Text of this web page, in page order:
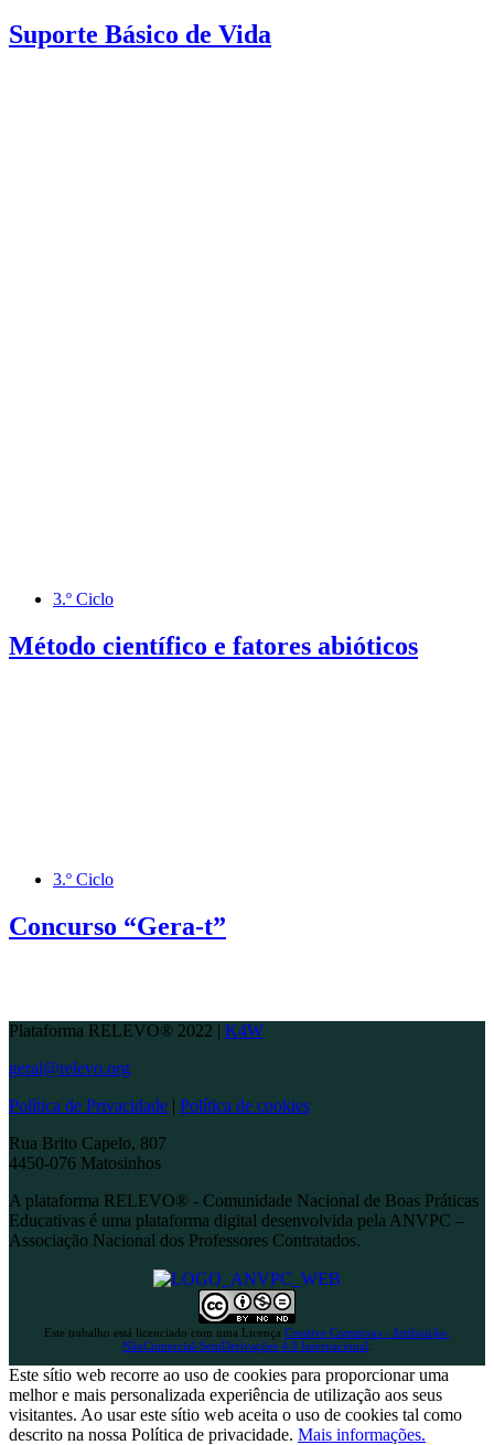
Suporte Básico de Vida
3.º Ciclo
Método científico e fatores abióticos
3.º Ciclo
Concurso “Gera-t”
Plataforma RELEVO® 2022 | K4W
geral@relevo.org
Política de Privacidade | Política de cookies
Rua Brito Capelo, 807
4450-076 Matosinhos
A plataforma RELEVO® - Comunidade Nacional de Boas Práticas
Educativas é uma plataforma digital desenvolvida pela ANVPC –
Associação Nacional dos Professores Contratados.
Este trabalho está licenciado com uma Licença Creative Commons - Atribuição-
NãoComercial-SemDerivações 4.0 Internacional
Este sítio web recorre ao uso de cookies para proporcionar uma
melhor e mais personalizada experiência de utilização aos seus
visitantes. Ao usar este sítio web aceita o uso de cookies tal como
descrito na nossa Política de privacidade. Mais informações.